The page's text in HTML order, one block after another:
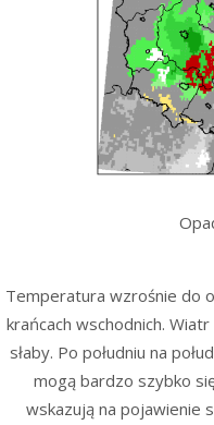
Temperatura wzrośnie do
krańcach wschodnich.
słaby. Po południu na
mogą bardzo szybko
wskazują na pojawienie